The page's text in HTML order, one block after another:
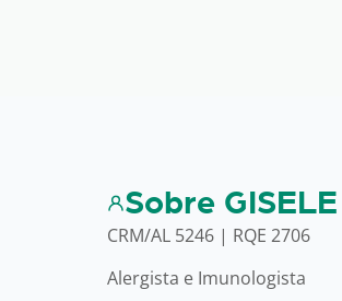
Sobre
CRM/AL 5246 | RQE 2706
Alergista e Imunologista